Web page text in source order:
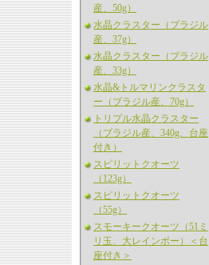
産、50g）
水晶クラスター（ブラジル
産、37g）
水晶クラスター（ブラジル
産、33g）
水晶&トルマリンクラスタ
ー（ブラジル産、70g）
トリプル水晶クラスター
（ブラジル産、340g、台座
付き）
スピリットクオーツ
（123g）
スピリットクオーツ
（55g）
スモーキークオーツ（51ミ
リ玉、大レインボー）＜台
座付き＞